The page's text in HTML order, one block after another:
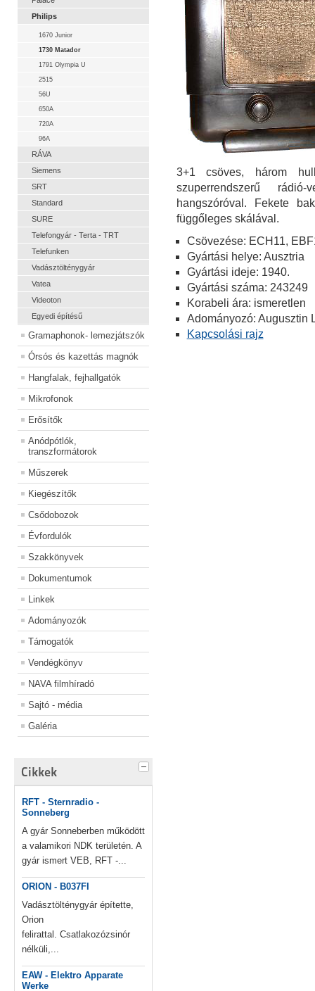
Philips
1670 Junior
1730 Matador
1791 Olympia U
2515
56U
650A
720A
96A
RÁVA
Siemens
SRT
Standard
SURE
Telefongyár - Terta - TRT
Telefunken
Vadásztölténygyár
Vatea
Videoton
Egyedi építésű
Gramaphonok- lemezjátszók
Órsós és kazettás magnók
Hangfalak, fejhallgatók
Mikrofonok
Erősítők
Anódpótlók,
transzformátorok
Műszerek
Kiegészítők
Csődobozok
Évfordulók
Szakkönyvek
Dokumentumok
Linkek
Adományozók
Támogatók
Vendégkönyv
NAVA filmhíradó
Sajtó - média
Galéria
Cikkek
RFT - Sternradio -
Sonneberg
A gyár Sonneberben működött
a valamikori NDK területén. A
gyár ismert VEB, RFT -...
ORION - B037FI
Vadásztölténygyár építette,
Orion
felirattal. Csatlakozózsinór
nélküli,...
EAW - Elektro Apparate
Werke
3+1 csöves, három
szuperrendszerű rádió-
hangszóróval. Fekete
függőleges skálával.
Csövezése: ECH11,
Gyártási helye: Ausztria
Gyártási ideje: 1940.
Gyártási száma: 243249
Korabeli ára: ismeretlen
Adományozó: Augusztin
Kapcsolási rajz